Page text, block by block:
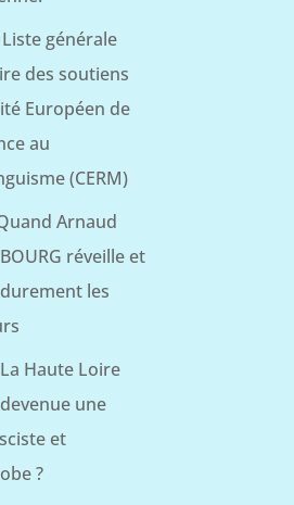
Liste générale
des soutiens
Européen de
au
(CERM)
Arnaud
réveille et
les
Haute Loire
une
et
?